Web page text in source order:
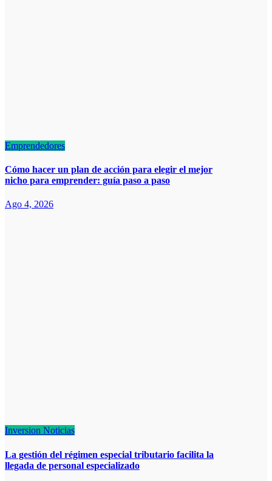
Emprendedores
Cómo hacer un plan de acción para elegir el mejor
nicho para emprender: guía paso a paso
Ago 4, 2026
Inversion Noticias
La gestión del régimen especial tributario facilita la
llegada de personal especializado